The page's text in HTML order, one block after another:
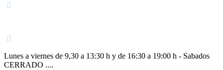
Lunes a viernes de 9,30 a 13:30 h y de 16:30 a 19:00 h - Sabados
CERRADO ....